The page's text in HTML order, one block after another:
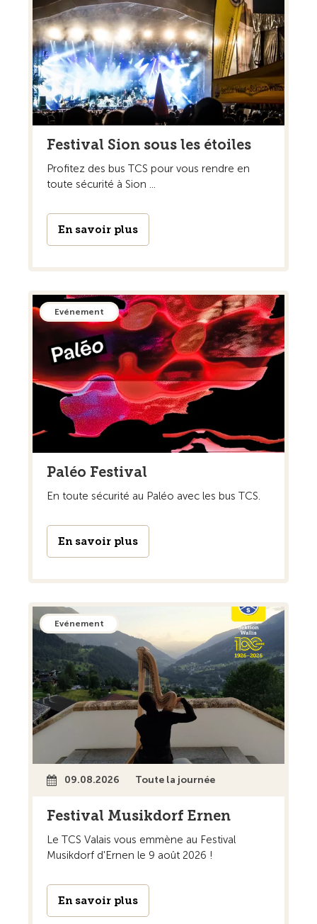
Festival Sion sous les étoiles
Profitez des bus TCS pour vous rendre en
toute sécurité à Sion ...
En savoir plus
Evénement
Paléo Festival
En toute sécurité au Paléo avec les bus TCS.
En savoir plus
Evénement
09.08.2026 Toute la journée
Festival Musikdorf Ernen
Le TCS Valais vous emmène au Festival
Musikdorf d'Ernen le 9 août 2026 !
En savoir plus